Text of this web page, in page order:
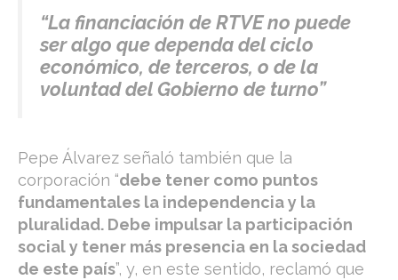
“La financiación de RTVE no puede
ser algo que dependa del ciclo
económico, de terceros, o de la
voluntad del Gobierno de turno”
​Pepe Álvarez señaló también que la
corporación “debe tener como puntos
fundamentales la independencia y la
pluralidad. Debe impulsar la participación
social y tener más presencia en la sociedad
de este país”, y, en este sentido, reclamó que